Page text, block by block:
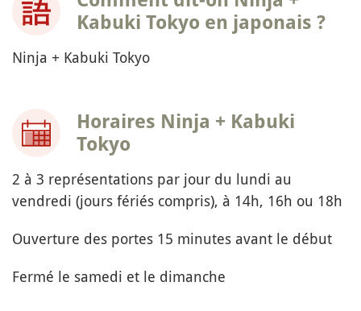
Kabuki Tokyo en japonais ?
Ninja + Kabuki Tokyo
Horaires Ninja + Kabuki
Tokyo
2 à 3 représentations par jour du lundi au
vendredi (jours fériés compris), à 14h, 16h ou 18h
Ouverture des portes 15 minutes avant le début
Fermé le samedi et le dimanche